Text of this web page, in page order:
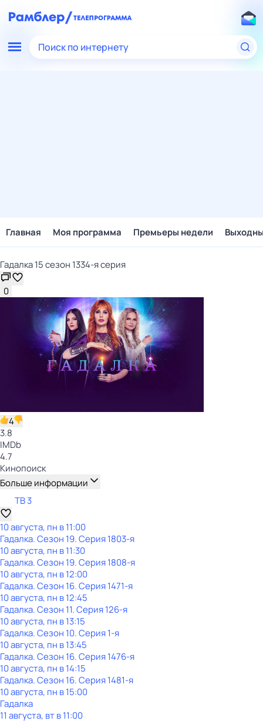
Поиск по интернету
Главная Моя программа Премьеры недели
Гадaлкa 15 сезон 1334-я серия
0
4
3.8
IMDb
4.7
Кинопоиск
Больше информации
ТВ 3
10 августа, пн в 11:00
Гадaлкa. Сезон 19. Серия 1803-я
10 августа, пн в 11:30
Гадaлкa. Сезон 19. Серия 1808-я
10 августа, пн в 12:00
Гадaлкa. Сезон 16. Серия 1471-я
10 августа, пн в 12:45
Гадaлкa. Сезон 11. Серия 126-я
10 августа, пн в 13:15
Гадaлкa. Сезон 10. Серия 1-я
10 августа, пн в 13:45
Гадaлкa. Сезон 16. Серия 1476-я
10 августа, пн в 14:15
Гадaлкa. Сезон 16. Серия 1481-я
10 августа, пн в 15:00
Гадaлкa
11 августа, вт в 11:00